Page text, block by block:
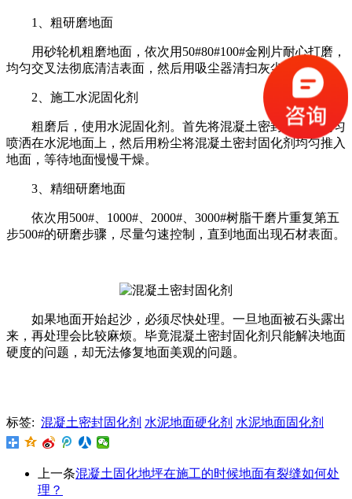
1、粗研磨地面
用砂轮机粗磨地面，依次用50#80#100#金刚片耐心打磨，
均匀交叉法彻底清洁表面，然后用吸尘器清扫灰尘。
2、施工水泥固化剂
粗磨后，使用水泥固化剂。首先将混凝土密封固化剂均匀
喷洒在水泥地面上，然后用粉尘将混凝土密封固化剂均匀推入
地面，等待地面慢慢干燥。
3、精细研磨地面
依次用500#、1000#、2000#、3000#树脂干磨片重复第五
步500#的研磨步骤，尽量匀速控制，直到地面出现石材表面。
如果地面开始起沙，必须尽快处理。一旦地面被石头露出
来，再处理会比较麻烦。毕竟混凝土密封固化剂只能解决地面
硬度的问题，却无法修复地面美观的问题。
标签: 混凝土密封固化剂 水泥地面硬化剂 水泥地面固化剂
上一条混凝土固化地坪在施工的时候地面有裂缝如何处
理？